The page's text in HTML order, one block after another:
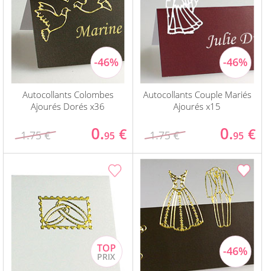
Autocollants Colombes
Ajourés Dorés x36
1.75 € 0.95 €
Autocollants Couple Mariés
Ajourés x15
1.75 € 0.95 €